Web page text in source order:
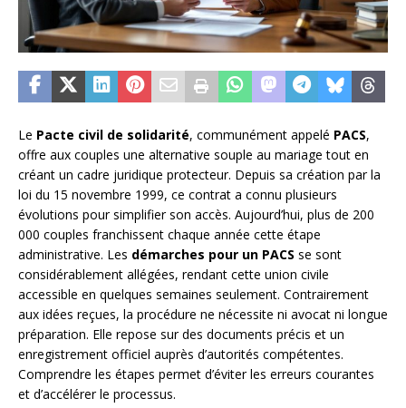
Le Pacte civil de solidarité, communément appelé PACS,
offre aux couples une alternative souple au mariage tout en
créant un cadre juridique protecteur. Depuis sa création par la
loi du 15 novembre 1999, ce contrat a connu plusieurs
évolutions pour simplifier son accès. Aujourd’hui, plus de 200
000 couples franchissent chaque année cette étape
administrative. Les démarches pour un PACS se sont
considérablement allégées, rendant cette union civile
accessible en quelques semaines seulement. Contrairement
aux idées reçues, la procédure ne nécessite ni avocat ni longue
préparation. Elle repose sur des documents précis et un
enregistrement officiel auprès d’autorités compétentes.
Comprendre les étapes permet d’éviter les erreurs courantes
et d’accélérer le processus.